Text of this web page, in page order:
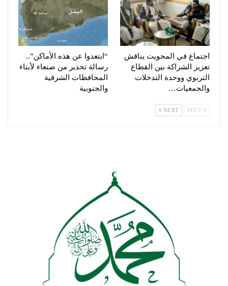
اجتماع في المحويت يناقش
تعزيز الشراكة بين القطاع
التربوي ووحدة التدخلات
والجمعيات…
“ابتعدوا عن هذه الأماكن”..
رسالة تحذير من صنعاء لأبناء
المحافظات الشرقية
والجنوبية
NEXT